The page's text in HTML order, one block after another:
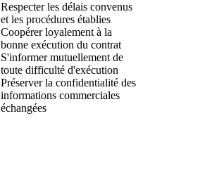
Respecter les délais convenus
et les procédures établies
Coopérer loyalement à la
bonne exécution du contrat
S'informer mutuellement de
toute difficulté d'exécution
Préserver la confidentialité des
informations commerciales
échangées